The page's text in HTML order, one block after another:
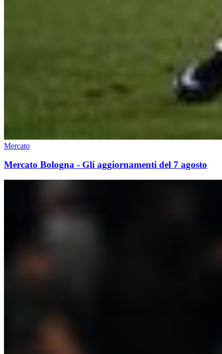
Mercato
Mercato Bologna - Gli aggiornamenti del 7 agosto